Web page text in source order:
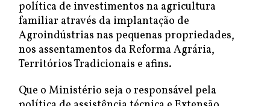
política de investimentos na agricultura
familiar através da implantação de
Agroindústrias nas pequenas propriedades,
nos assentamentos da Reforma Agrária,
Territórios Tradicionais e afins.
Que o Ministério seja o responsável pela